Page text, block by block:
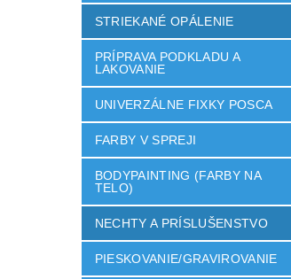
STRIEKANÉ OPÁLENIE
PRÍPRAVA PODKLADU A
LAKOVANIE
UNIVERZÁLNE FIXKY POSCA
FARBY V SPREJI
BODYPAINTING (FARBY NA
TELO)
NECHTY A PRÍSLUŠENSTVO
PIESKOVANIE/GRAVIROVANIE